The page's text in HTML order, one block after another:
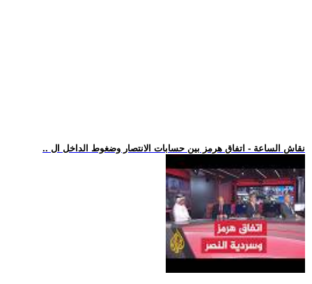
.. نقاش الساعة - اتفاق هرمز بين حسابات الانتصار وضغوط الداخل ال